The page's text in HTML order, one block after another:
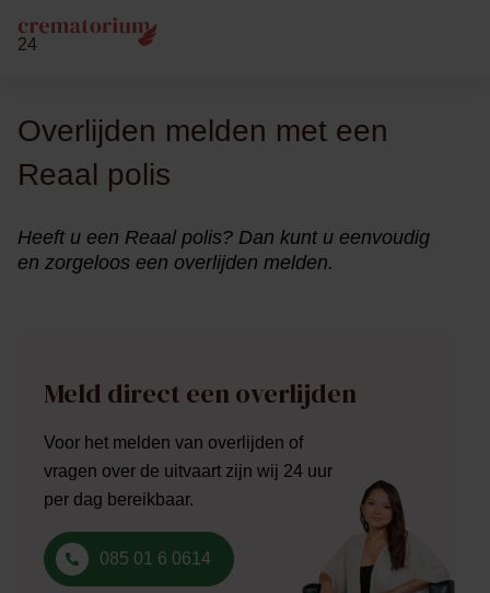
24
Overlijden melden met een
Reaal polis
Heeft u een Reaal polis? Dan kunt u eenvoudig
en zorgeloos een overlijden melden.
Meld direct een overlijden
Voor het melden van overlijden of
vragen over de uitvaart zijn wij 24 uur
per dag bereikbaar.
085 01 6 0614